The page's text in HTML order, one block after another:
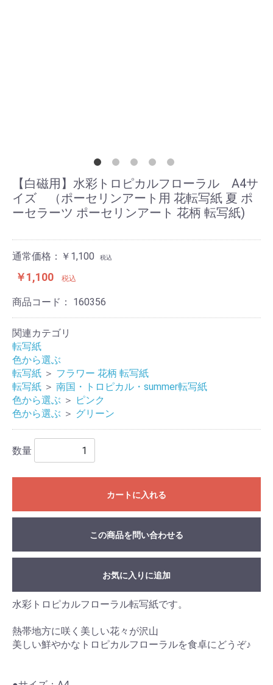
【白磁用】水彩トロピカルフローラル A4サ
イズ （ポーセリンアート用 花転写紙 夏 ポ
ーセラーツ ポーセリンアート 花柄 転写紙)
通常価格：￥1,100 税込
￥1,100 税込
商品コード： 160356
関連カテゴリ
転写紙
色から選ぶ
転写紙 ＞ フラワー 花柄 転写紙
転写紙 ＞ 南国・トロピカル・summer転写紙
色から選ぶ ＞ ピンク
色から選ぶ ＞ グリーン
数量
カートに入れる
この商品を問い合わせる
お気に入りに追加
水彩トロピカルフローラル転写紙です。
熱帯地方に咲く美しい花々が沢山
美しい鮮やかなトロピカルフローラルを食卓にどうぞ♪